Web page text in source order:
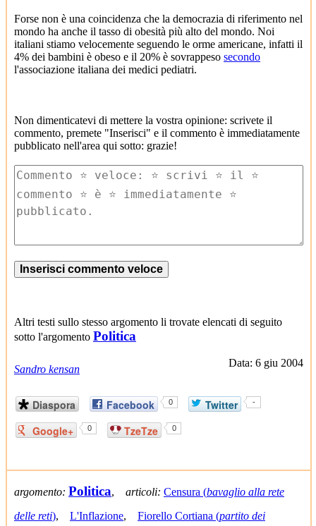
Forse non è una coincidenza che la democrazia di riferimento nel
mondo ha anche il tasso di obesità più alto del mondo. Noi
italiani stiamo velocemente seguendo le orme americane, infatti il
4% dei bambini è obeso e il 20% è sovrappeso secondo
l'associazione italiana dei medici pediatri.
Non dimenticatevi di mettere la vostra opinione: scrivete il
commento, premete "Inserisci" e il commento è immediatamente
pubblicato nell'area qui sotto: grazie!
Altri testi sullo stesso argomento li trovate elencati di seguito
sotto l'argomento Politica
Sandro kensan
Data: 6 giu 2004
Diaspora Facebook 0 Twitter -
Google+ 0 TzeTze 0
argomento: Politica, articoli: Censura (bavaglio alla rete
delle reti), L'Inflazione, Fiorello Cortiana (partito dei